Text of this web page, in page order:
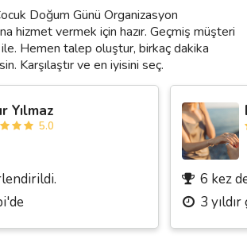
Doğum Günü Organizasyon
hizmet vermek için hazır. Geçmiş müşteri
Hemen talep oluştur, birkaç dakika
Karşılaştır ve en iyisini seç.
Yılmaz
5.0
6 kez
3